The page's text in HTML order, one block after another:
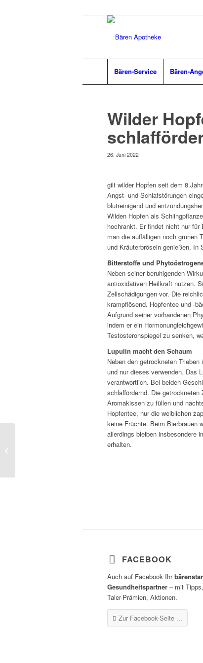
Bären-Service Bären-
Wilder
26. Juni 2022
gilt wilder Hopfen seit dem
Angst- und Schlafstörungen
blutreinigend und
Wilden Hopfen als
hochrankt. Er findet nicht nur für
man die auffälligen noch grünen
und Kräuterbröseln genießen. In
Bitterstoffe und
Neben seiner beruhigenden
antioxidativen Heilkraft nutzen.
Zellschädigungen vor. Die
krampflösend. Hopfentee und -
Aufgrund seiner vorhandenen
indem er ein
Testosteronspiegel zu senken,
Lupulin macht den Schaum
Neben den getrockneten
und nur dieses verwenden. Das
verantwortlich. Bei beiden
schlaffördernd. Die
Aromakissen zu füllen und
Hopfentee, nur die weiblichen
keine Früchte. Beim Bierbrauen
allerdings bleiben insbesondere
erhalten.
FACEBOOK
Auch auf Facebook Ihr
Gesundheitspartner – mit
Taler-Prämien, Aktionen.
Zur Facebook-Seite ...
Reinfektionen heizen die Corona-